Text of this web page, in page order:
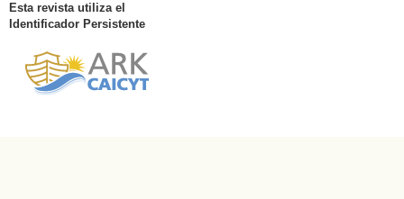
Esta revista utiliza el
Identificador Persistente